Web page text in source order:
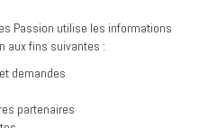
Passion utilise les informations
aux fins suivantes :
demandes
partenaires